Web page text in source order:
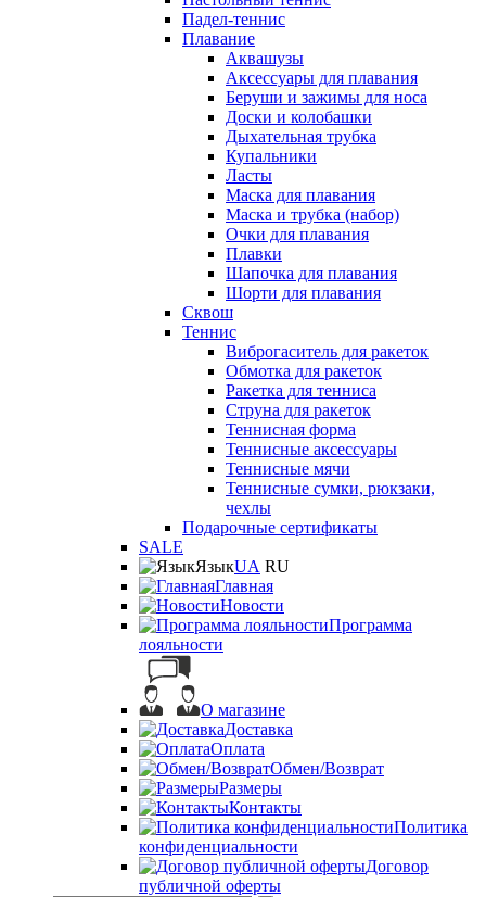
Падел-теннис
Плавание
Аквашузы
Аксессуары для плавания
Беруши и зажимы для носа
Доски и колобашки
Дыхательная трубка
Купальники
Ласты
Маска для плавания
Маска и трубка (набор)
Очки для плавания
Плавки
Шапочка для плавания
Шорти для плавания
Сквош
Теннис
Виброгаситель для ракеток
Обмотка для ракеток
Ракетка для тенниса
Струна для ракеток
Теннисная форма
Теннисные аксессуары
Теннисные мячи
Теннисные сумки, рюкзаки,
чехлы
Подарочные сертификаты
SALE
ЯзыкUA RU
Главная
Новости
Программа
лояльности
О магазине
Доставка
Оплата
Обмен/Возврат
Размеры
Контакты
Политика
конфиденциальности
Договор
публичной оферты